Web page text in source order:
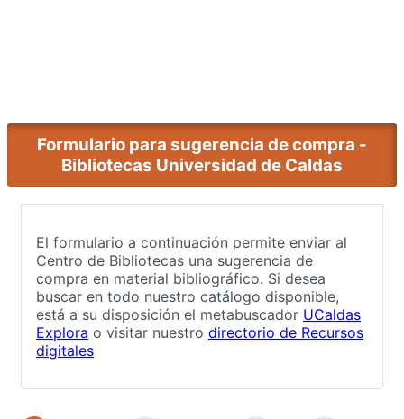
Formulario para sugerencia de compra -
Bibliotecas Universidad de Caldas
El formulario a continuación permite enviar al
Centro de Bibliotecas una sugerencia de
compra en material bibliográfico. Si desea
buscar en todo nuestro catálogo disponible,
está a su disposición el metabuscador UCaldas
Explora o visitar nuestro directorio de Recursos
digitales